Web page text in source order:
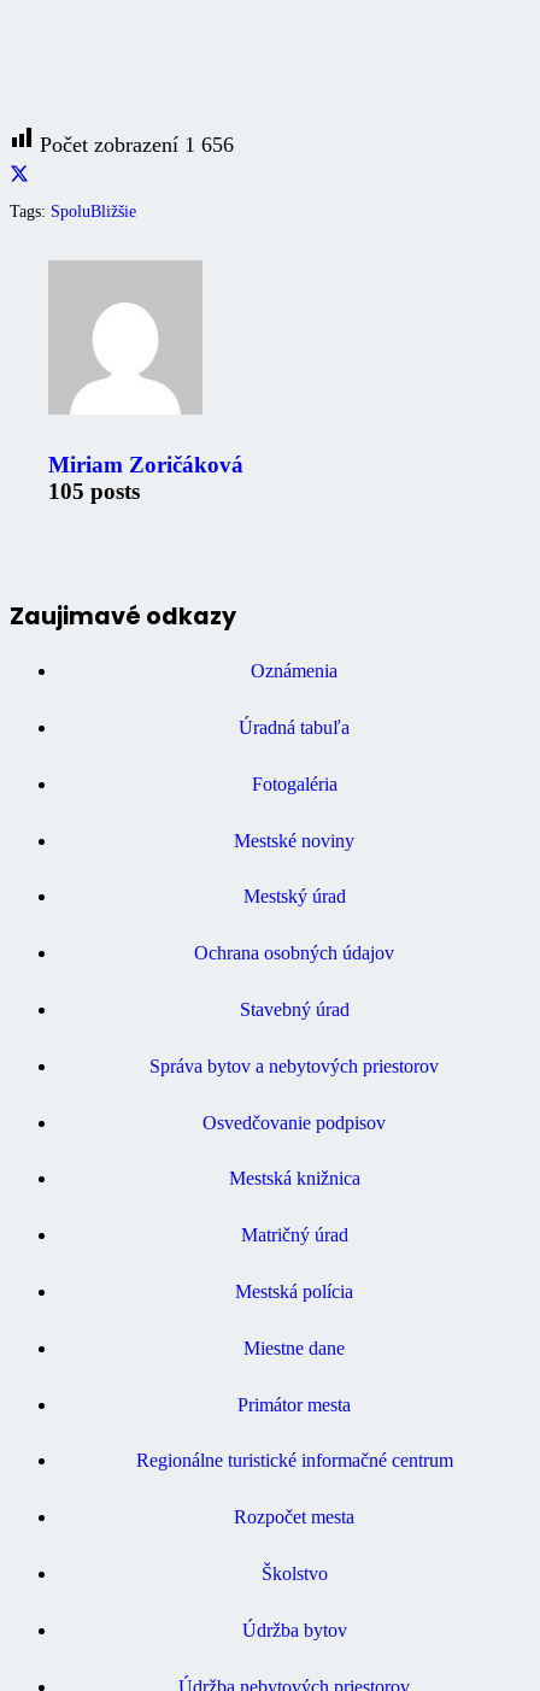
Počet zobrazení 1 656
Tags: SpoluBližšie
Miriam Zoričáková
105 posts
Zaujimavé odkazy
Oznámenia
Úradná tabuľa
Fotogaléria
Mestské noviny
Mestský úrad
Ochrana osobných údajov
Stavebný úrad
Správa bytov a nebytových priestorov
Osvedčovanie podpisov
Mestská knižnica
Matričný úrad
Mestská polícia
Miestne dane
Primátor mesta
Regionálne turistické informačné centrum
Rozpočet mesta
Školstvo
Údržba bytov
Údržba nebytových priestorov